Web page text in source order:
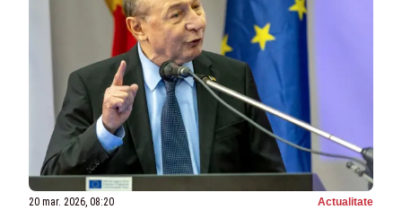
20 mar. 2026, 08:20 Actualitate